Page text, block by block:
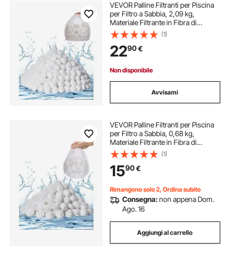
VEVOR Palline Filtranti per Piscina
per Filtro a Sabbia, 2,09 kg,
Materiale Filtrante in Fibra di
Poliestere Bianco Riutilizzabile con
Sacchetto Lavaggio, per Piscina
Acquario Vasca Piscina Terra
(1)
2290€
Non disponibile
Avvisami
VEVOR Palline Filtranti per Piscina
per Filtro a Sabbia, 0,68 kg,
Materiale Filtrante in Fibra di
Poliestere Bianco Riutilizzabile con
Sacchetto Lavaggio, per Piscina
Acquario Vasca Piscina Terra
(1)
1590€
Rimangono solo 2, Ordina subito
Consegna:non appena Dom.
Ago. 16
Aggiungi al carrello